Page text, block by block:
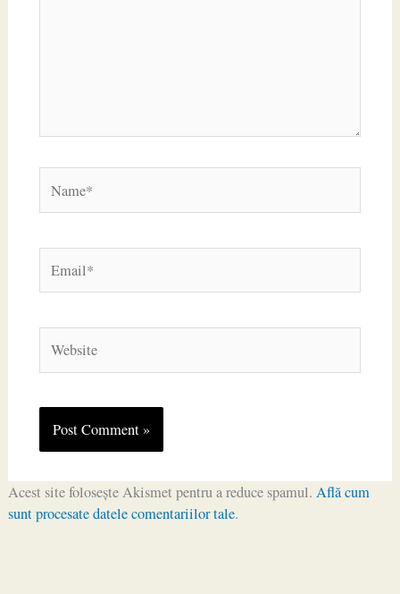
Acest site folosește Akismet pentru a reduce spamul. Află cum
sunt procesate datele comentariilor tale.